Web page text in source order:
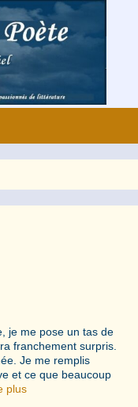
je me pose un tas de
franchement surpris.
Je me remplis
et ce que beaucoup
plus